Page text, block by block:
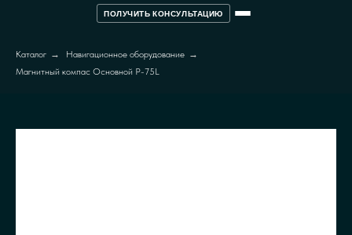
ПОЛУЧИТЬ КОНСУЛЬТАЦИЮ
Каталог → Навигационное оборудование →
Магнитный компас Основной P-75L